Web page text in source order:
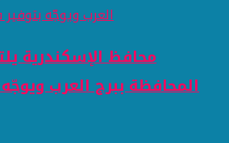
محافظ الإسكندرية
المحافظة ببرج العرب